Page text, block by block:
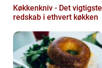
Køkkenkniv - Det vigtigste
redskab i ethvert køkken